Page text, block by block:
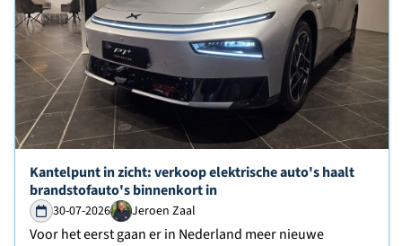
Lees verder over
Kantelpunt in zicht: verkoop elektrische auto's haalt
brandstofauto's binnenkort in
30-07-2026 Jeroen Zaal
Voor het eerst gaan er in Nederland meer nieuwe